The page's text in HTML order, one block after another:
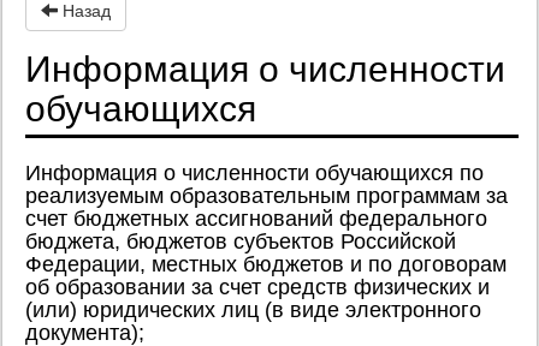
Назад
Информация о численности
обучающихся
Информация о численности обучающихся по
реализуемым образовательным программам за
счет бюджетных ассигнований федерального
бюджета, бюджетов субъектов Российской
Федерации, местных бюджетов и по договорам
об образовании за счет средств физических и
(или) юридических лиц (в виде электронного
документа);